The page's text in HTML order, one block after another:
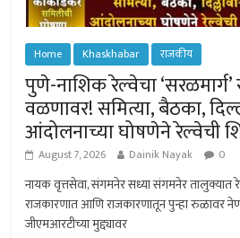
Home Khaskhabar राजकीय
पुणे-नाशिक रेल्वेचा
वळणावर! समित्या, बैठका,
आंदोलनाच्या घोषणेने रेल्वेची
August 7, 2026 Dainik Nayak 0
नायक वृत्तसेवा, संगमनेर सध्या संगमनेर
राजकारणात आणि राजकारणातून पुन्हा रुळावर
जीएमआरटीच्या मुद्द्यावर